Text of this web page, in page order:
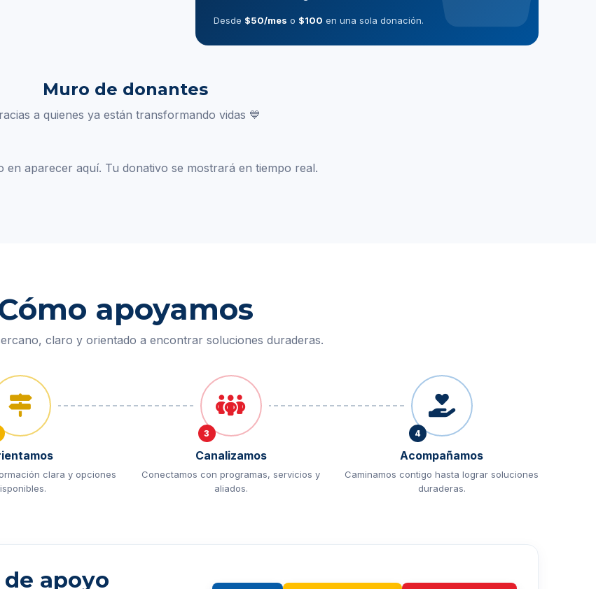
Desde $50/mes o $100 en una sola donación.
Muro de donantes
a quienes ya están transformando vidas 💙
en aparecer aquí. Tu donativo se mostrará en tiempo real.
apoyamos
claro y orientado a encontrar soluciones duraderas.
clara y opciones
3
Canalizamos
Conectamos con programas, servicios y
aliados.
4
Acompañamos
Caminamos contigo hasta lograr soluciones
duraderas.
apoyo